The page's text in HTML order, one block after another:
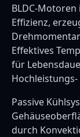
BLDC-
Effizienz,
Effektives
für
Passive
durch